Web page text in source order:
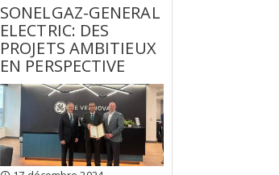
SONELGAZ-GENERAL
ELECTRIC: DES
PROJETS AMBITIEUX
EN PERSPECTIVE